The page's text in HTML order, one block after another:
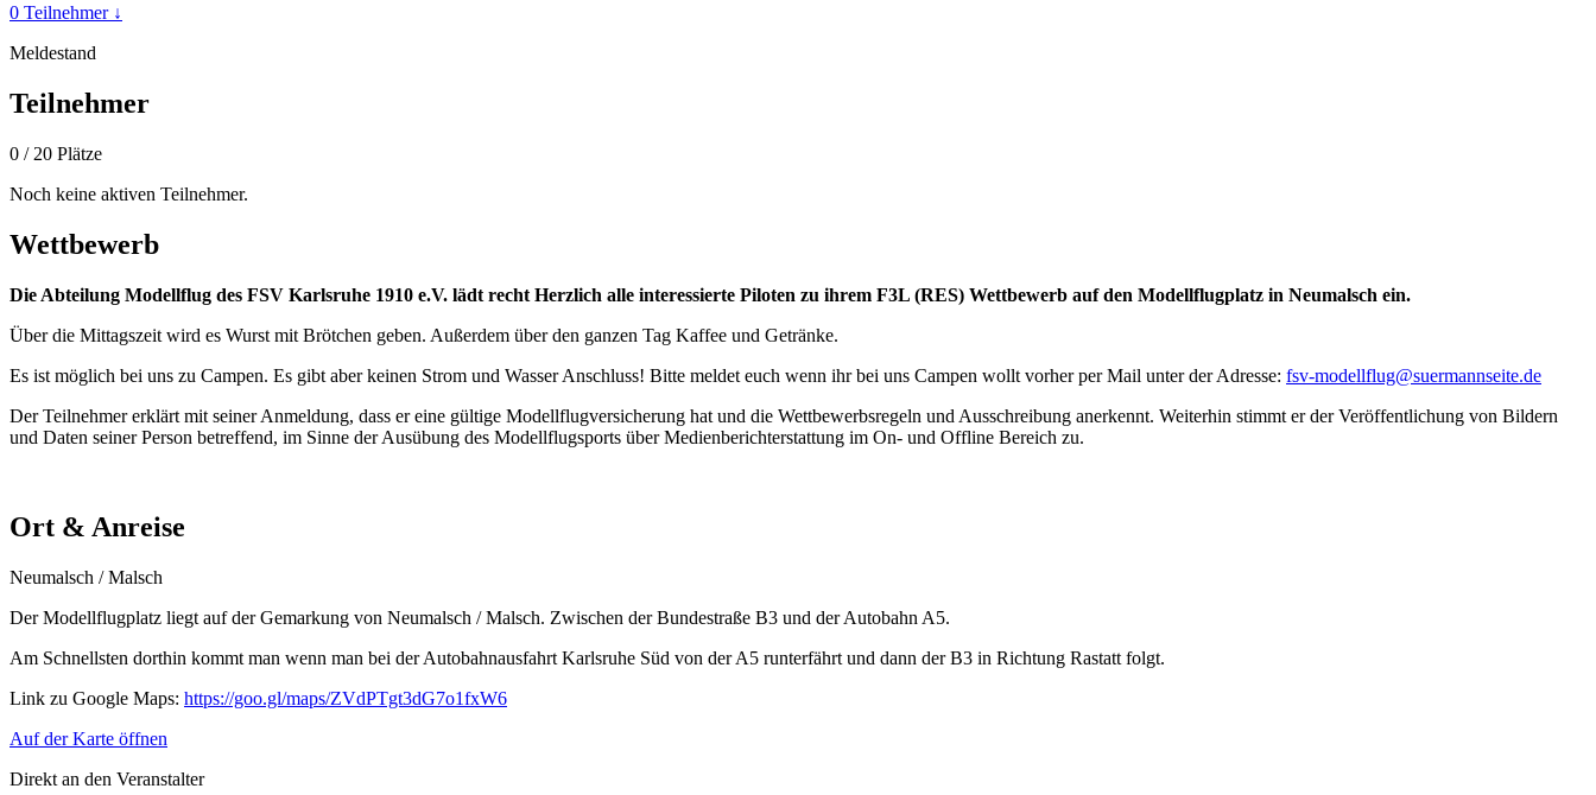
0 Teilnehmer ↓
Meldestand
Teilnehmer
0 / 20 Plätze
Noch keine aktiven Teilnehmer.
Wettbewerb
Die Abteilung Modellflug des FSV Karlsruhe 1910 e.V. lädt recht Herzlich alle interessierte Piloten zu ihrem F3L (RES) Wettbewerb auf den Modellflugplatz in Neumalsch ein.
Über die Mittagszeit wird es Wurst mit Brötchen geben. Außerdem über den ganzen Tag Kaffee und Getränke.
Es ist möglich bei uns zu Campen. Es gibt aber keinen Strom und Wasser Anschluss! Bitte meldet euch wenn ihr bei uns Campen wollt vorher per Mail unter der Adresse: fsv-modellflug@suermannseite.de
Der Teilnehmer erklärt mit seiner Anmeldung, dass er eine gültige Modellflugversicherung hat und die Wettbewerbsregeln und Ausschreibung anerkennt. Weiterhin stimmt er der Veröffentlichung von Bildern
und Daten seiner Person betreffend, im Sinne der Ausübung des Modellflugsports über Medienberichterstattung im On- und Offline Bereich zu.
Ort & Anreise
Neumalsch / Malsch
Der Modellflugplatz liegt auf der Gemarkung von Neumalsch / Malsch. Zwischen der Bundestraße B3 und der Autobahn A5.
Am Schnellsten dorthin kommt man wenn man bei der Autobahnausfahrt Karlsruhe Süd von der A5 runterfährt und dann der B3 in Richtung Rastatt folgt.
Link zu Google Maps: https://goo.gl/maps/ZVdPTgt3dG7o1fxW6
Auf der Karte öffnen
Direkt an den Veranstalter